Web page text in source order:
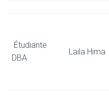
Étudiante
DBA
Laila Hima